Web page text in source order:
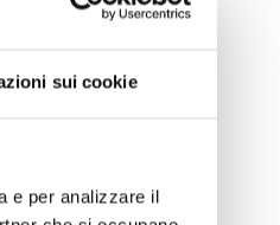
sui cookie
e per analizzare il